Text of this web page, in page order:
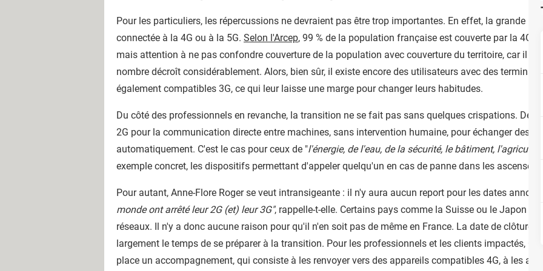
Pour les particuliers, les répercussions ne devraient pas être trop importantes. En effet, la grande
connectée à la 4G ou à la 5G. Selon l'Arcep, 99 % de la population française est couverte par la 4G.
mais attention à ne pas confondre couverture de la population avec couverture du territoire, car il
nombre décroît considérablement. Alors, bien sûr, il existe encore des utilisateurs avec des
également compatibles 3G, ce qui leur laisse une marge pour changer leurs habitudes.
Du côté des professionnels en revanche, la transition ne se fait pas sans quelques crispations. De
2G pour la communication directe entre machines, sans intervention humaine, pour échanger des
automatiquement. C'est le cas pour ceux de "l'énergie, de l'eau, de la sécurité, le bâtiment,
exemple concret, les dispositifs permettant d'appeler quelqu'un en cas de panne dans les
Pour autant, Anne-Flore Roger se veut intransigeante : il n'y aura aucun report pour les dates
monde ont arrêté leur 2G (et) leur 3G", rappelle-t-elle. Certains pays comme la Suisse ou le Japon
réseaux. Il n'y a donc aucune raison pour qu'il n'en soit pas de même en France. La date de clôture
largement le temps de se préparer à la transition. Pour les professionnels et les clients impactés,
place un accompagnement, qui consiste à les renvoyer vers des appareils compatibles 4G, à les